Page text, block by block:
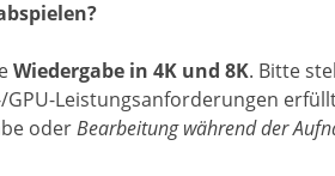
Wiedergabe in 4K und 8K. Bitte
Leistungsanforderungen
oderBearbeitung während der